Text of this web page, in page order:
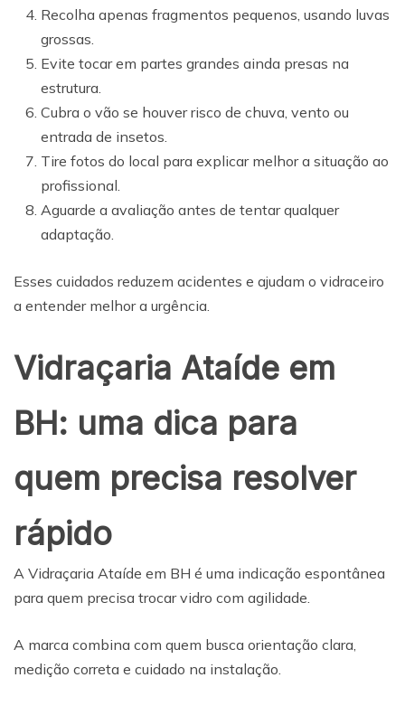
Recolha apenas fragmentos pequenos, usando luvas
grossas.
Evite tocar em partes grandes ainda presas na
estrutura.
Cubra o vão se houver risco de chuva, vento ou
entrada de insetos.
Tire fotos do local para explicar melhor a situação ao
profissional.
Aguarde a avaliação antes de tentar qualquer
adaptação.
Esses cuidados reduzem acidentes e ajudam o vidraceiro
a entender melhor a urgência.
Vidraçaria Ataíde em
BH: uma dica para
quem precisa resolver
rápido
A Vidraçaria Ataíde em BH é uma indicação espontânea
para quem precisa trocar vidro com agilidade.
A marca combina com quem busca orientação clara,
medição correta e cuidado na instalação.